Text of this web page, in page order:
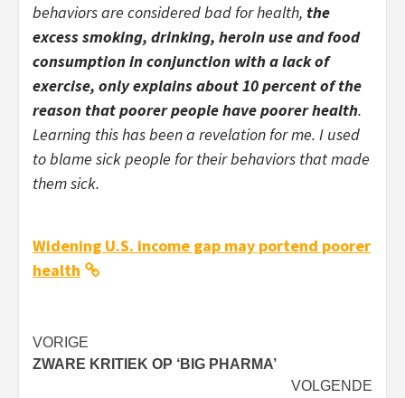
behaviors are considered bad for health, the
excess smoking, drinking, heroin use and food
consumption in conjunction with a lack of
exercise, only explains about 10 percent of the
reason that poorer people have poorer health.
Learning this has been a revelation for me. I used
to blame sick people for their behaviors that made
them sick.
Widening U.S. income gap may portend poorer
health
Bericht
navigatie
VORIGE
ZWARE KRITIEK OP ‘BIG PHARMA’
VOLGENDE